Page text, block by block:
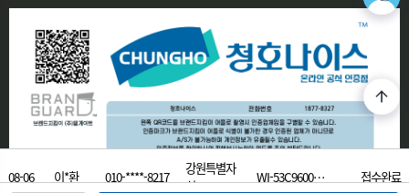
08-06 이*환 010-****-8217
강원특별자
치…
WI-53C9600… 접수완료